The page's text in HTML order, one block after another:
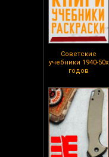
Советские
учебники 1940-50х
годов